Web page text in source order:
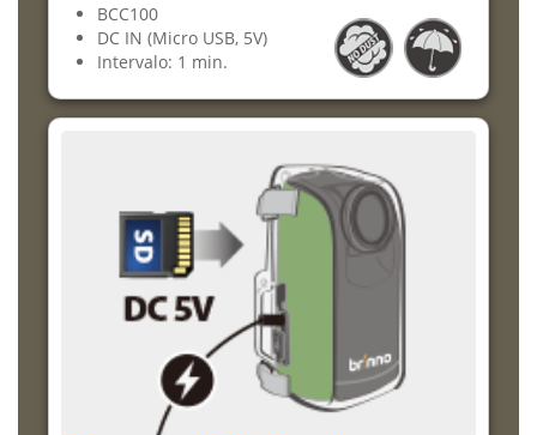
BCC100
DC IN (Micro USB, 5V)
Intervalo: 1 min.